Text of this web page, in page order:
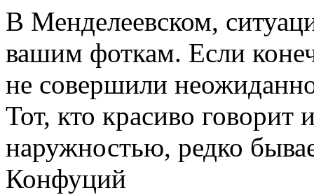
В Менделеевском,
вашим фоткам. Если
не совершили
Тот, кто красиво говорит
наружностью, редко
Конфуций